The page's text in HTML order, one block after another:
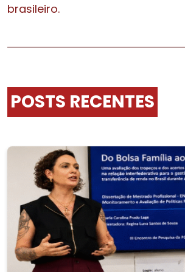
brasileiro.
POSTS RECENTES